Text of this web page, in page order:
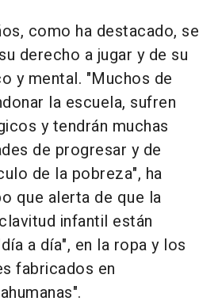
como ha destacado, se
derecho a jugar y de su
y mental. "Muchos de
la escuela, sufren
y tendrán muchas
de progresar y de
de la pobreza", ha
que alerta de que la
infantil están
a día", en la ropa y los
fabricados en